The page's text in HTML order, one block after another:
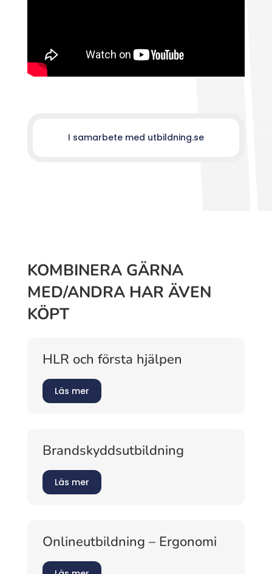
I samarbete med utbildning.se
KOMBINERA GÄRNA
MED/ANDRA HAR ÄVEN
KÖPT
HLR och första hjälpen
Läs mer
Brandskyddsutbildning
Läs mer
Onlineutbildning – Ergonomi